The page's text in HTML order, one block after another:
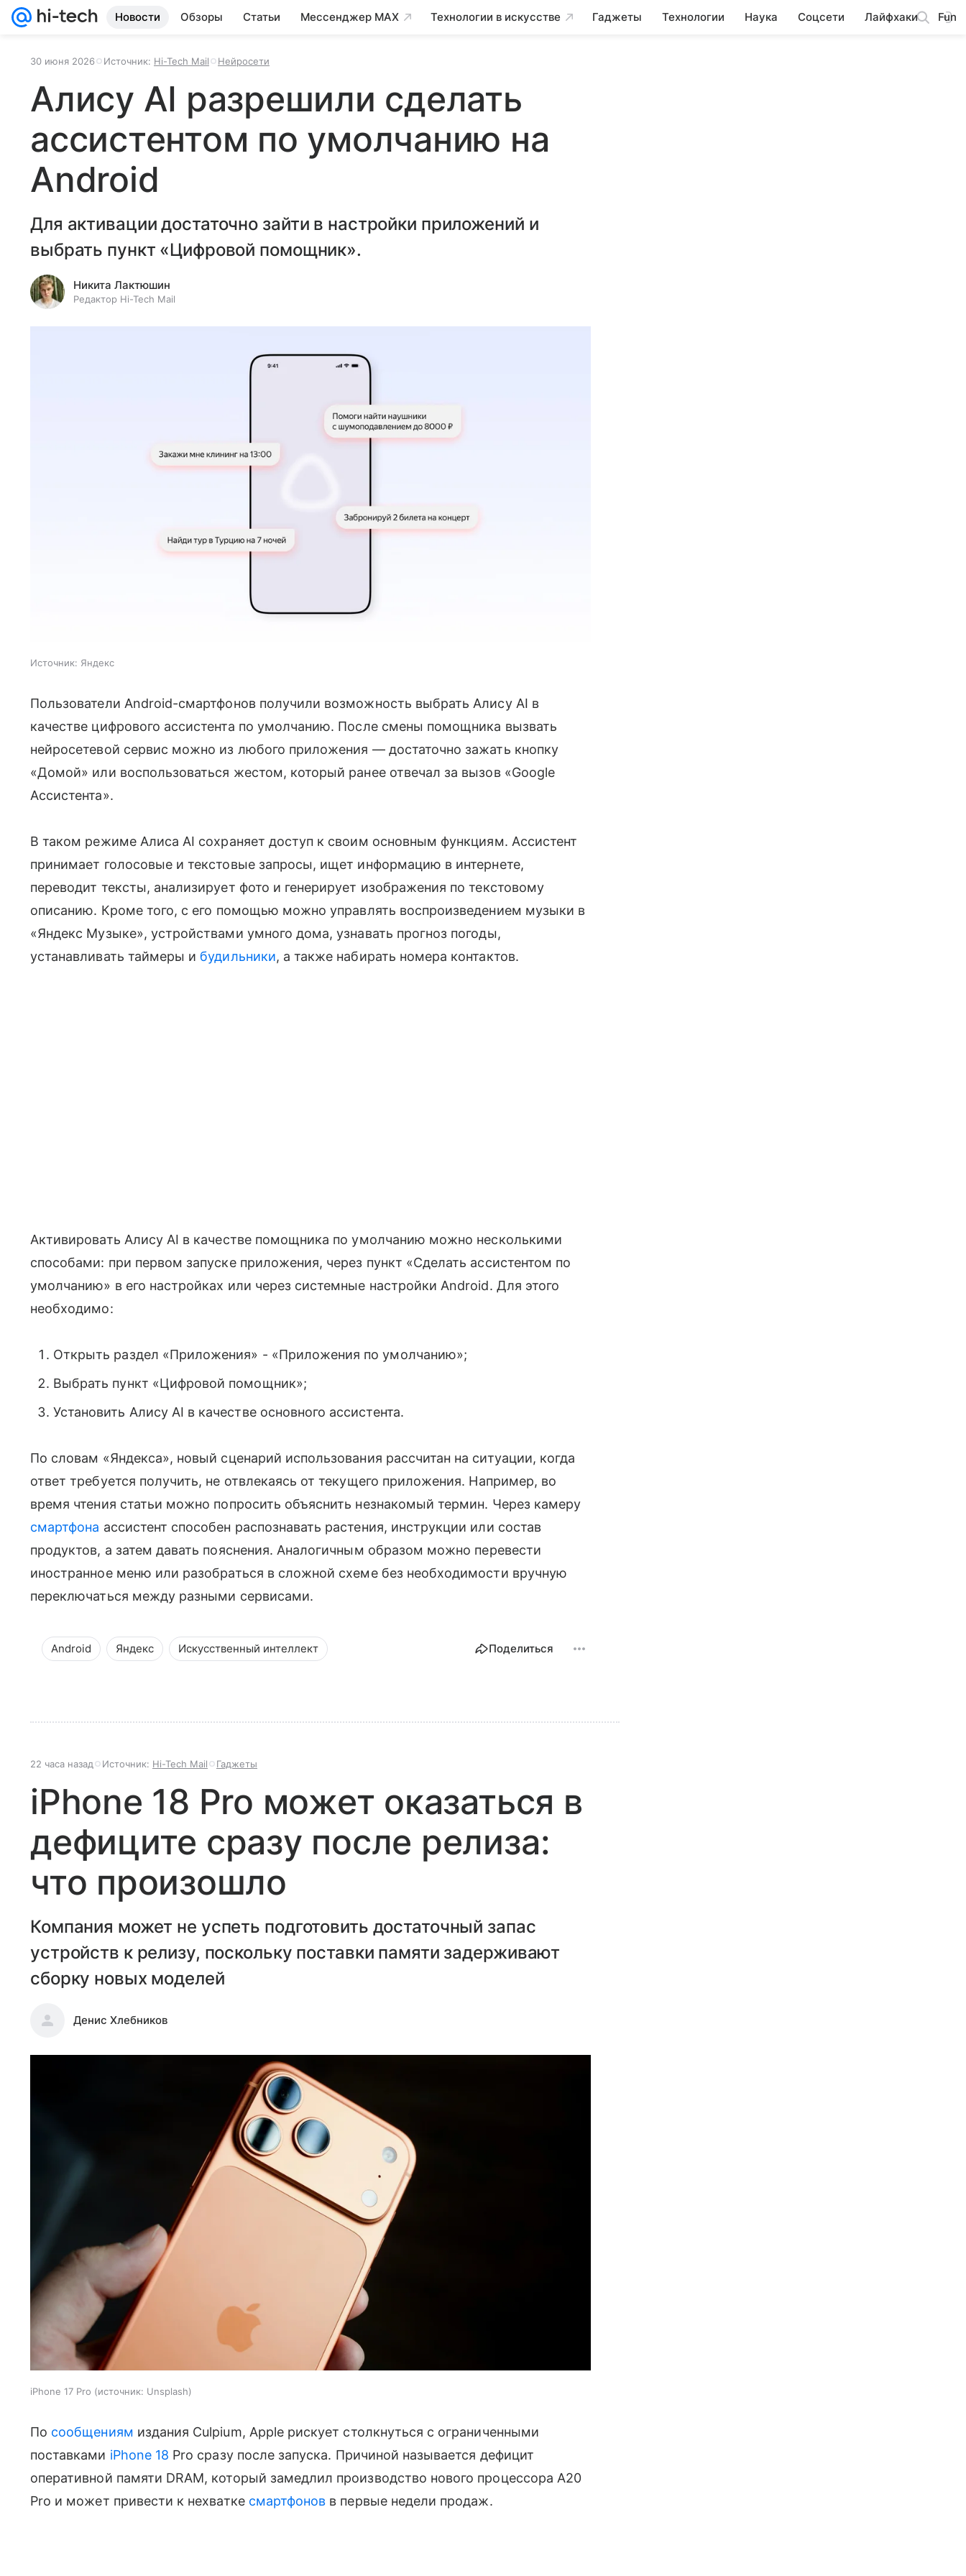
Новости Обзоры Статьи Мессенджер MAX Технологии в искусстве Гаджеты Технологии Наука Соцсети Лайфхаки Fun
30 июня 2026 Источник: Hi-Tech Mail Нейросети
Алису AI разрешили сделать
ассистентом по умолчанию на
Android
Для активации достаточно зайти в настройки приложений и
выбрать пункт «Цифровой помощник».
Никита Лактюшин
Редактор Hi-Tech Mail
Источник: Яндекс
Пользователи Android-смартфонов получили возможность выбрать Алису AI в
качестве цифрового ассистента по умолчанию. После смены помощника вызвать
нейросетевой сервис можно из любого приложения — достаточно зажать кнопку
«Домой» или воспользоваться жестом, который ранее отвечал за вызов «Google
Ассистента».
В таком режиме Алиса AI сохраняет доступ к своим основным функциям. Ассистент
принимает голосовые и текстовые запросы, ищет информацию в интернете,
переводит тексты, анализирует фото и генерирует изображения по текстовому
описанию. Кроме того, с его помощью можно управлять воспроизведением музыки в
«Яндекс Музыке», устройствами умного дома, узнавать прогноз погоды,
устанавливать таймеры и будильники, а также набирать номера контактов.
Активировать Алису AI в качестве помощника по умолчанию можно несколькими
способами: при первом запуске приложения, через пункт «Сделать ассистентом по
умолчанию» в его настройках или через системные настройки Android. Для этого
необходимо:
Открыть раздел «Приложения» - «Приложения по умолчанию»;
Выбрать пункт «Цифровой помощник»;
Установить Алису AI в качестве основного ассистента.
По словам «Яндекса», новый сценарий использования рассчитан на ситуации, когда
ответ требуется получить, не отвлекаясь от текущего приложения. Например, во
время чтения статьи можно попросить объяснить незнакомый термин. Через камеру
смартфона ассистент способен распознавать растения, инструкции или состав
продуктов, а затем давать пояснения. Аналогичным образом можно перевести
иностранное меню или разобраться в сложной схеме без необходимости вручную
переключаться между разными сервисами.
Android Яндекс Искусственный интеллект Поделиться
22 часа назад Источник: Hi-Tech Mail Гаджеты
iPhone 18 Pro может оказаться в
дефиците сразу после релиза:
что произошло
Компания может не успеть подготовить достаточный запас
устройств к релизу, поскольку поставки памяти задерживают
сборку новых моделей
Денис Хлебников
iPhone 17 Pro источник: Unsplash
По сообщениям издания Culpium, Apple рискует столкнуться с ограниченными
поставками iPhone 18 Pro сразу после запуска. Причиной называется дефицит
оперативной памяти DRAM, который замедлил производство нового процессора A20
Pro и может привести к нехватке смартфонов в первые недели продаж.